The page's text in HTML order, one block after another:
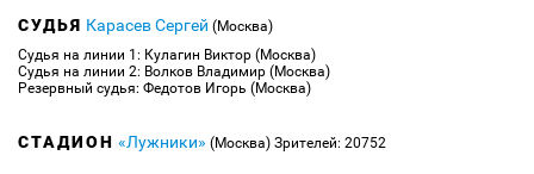
СУДЬЯ Карасев Сергей (Москва)
Судья на линии 1: Кулагин Виктор (Москва)
Судья на линии 2: Волков Владимир (Москва)
Резервный судья: Федотов Игорь (Москва)
СТАДИОН «Лужники» (Москва) Зрителей: 20752